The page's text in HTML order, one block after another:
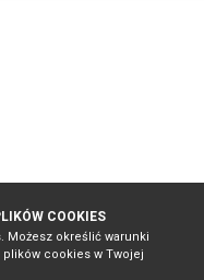
COOKIES
Możesz określić warunki
cookies w Twojej